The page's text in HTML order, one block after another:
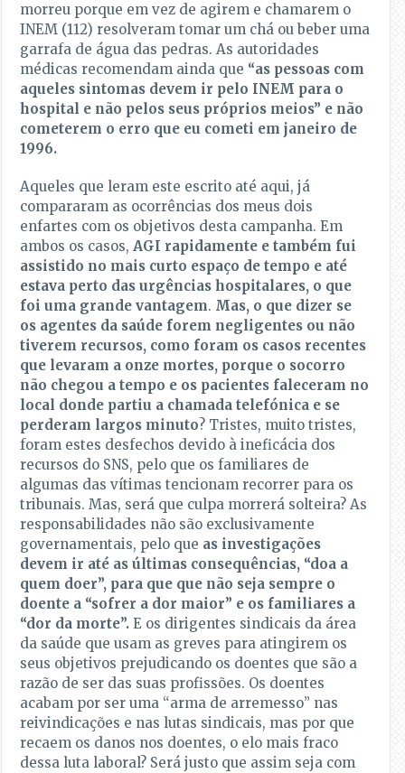
morreu porque em vez de agirem e chamarem o
INEM (112) resolveram tomar um chá ou beber uma
garrafa de água das pedras. As autoridades
médicas recomendam ainda que “as pessoas com
aqueles sintomas devem ir pelo INEM para o
hospital e não pelos seus próprios meios” e não
cometerem o erro que eu cometi em janeiro de
1996.
Aqueles que leram este escrito até aqui, já
compararam as ocorrências dos meus dois
enfartes com os objetivos desta campanha. Em
ambos os casos,AGI rapidamente e também fui
assistido no mais curto espaço de tempo e até
estava perto das urgências hospitalares, o que
foi uma grande vantagem. Mas, o que dizer se
os agentes da saúde forem negligentes ou não
tiverem recursos, como foram os casos recentes
que levaram a onze mortes, porque o socorro
não chegou a tempo e os pacientes faleceram no
local donde partiu a chamada telefónica e se
perderam largos minuto? Tristes, muito tristes,
foram estes desfechos devido à ineficácia dos
recursos do SNS, pelo que os familiares de
algumas das vítimas tencionam recorrer para os
tribunais. Mas, será que culpa morrerá solteira? As
responsabilidades não são exclusivamente
governamentais, pelo que as investigações
devem ir até as últimas consequências, “doa a
quem doer”, para que que não seja sempre o
doente a “sofrer a dor maior” e os familiares a
“dor da morte”. E os dirigentes sindicais da área
da saúde que usam as greves para atingirem os
seus objetivos prejudicando os doentes que são a
razão de ser das suas profissões. Os doentes
acabam por ser uma “arma de arremesso” nas
reivindicações e nas lutas sindicais, mas por que
recaem os danos nos doentes, o elo mais fraco
dessa luta laboral? Será justo que assim seja com